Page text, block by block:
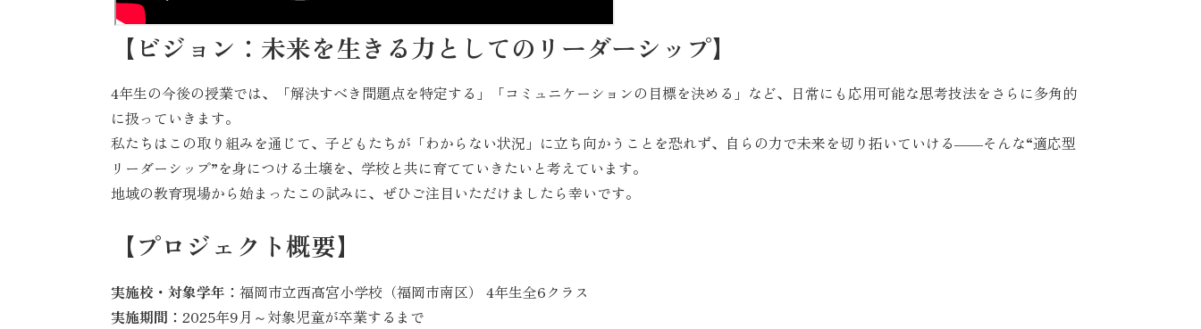
【ビジョン：未来を生きる力としてのリーダーシップ】
4年生の今後の授業では、「解決すべき問題点を特定する」「コミュニケーションの目標を決める」など、日常にも応用可能な思考技法をさらに多角的
に扱っていきます。
私たちはこの取り組みを通じて、子どもたちが「わからない状況」に立ち向かうことを恐れず、自らの力で未来を切り拓いていける――そんな“適応型
リーダーシップ”を身につける土壌を、学校と共に育てていきたいと考えています。
地域の教育現場から始まったこの試みに、ぜひご注目いただけましたら幸いです。
【プロジェクト概要】
実施校・対象学年： 福岡市立西高宮小学校（福岡市南区） 4年生全6クラス
実施期間： 2025年9月～対象児童が卒業するまで